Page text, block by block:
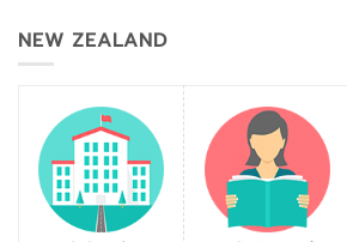
NEW ZEALAND